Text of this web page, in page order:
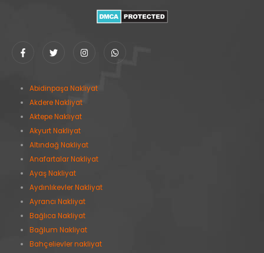
Abidinpaşa Nakliyat
Akdere Nakliyat
Aktepe Nakliyat
Akyurt Nakliyat
Altındağ Nakliyat
Anafartalar Nakliyat
Ayaş Nakliyat
Aydınlıkevler Nakliyat
Ayrancı Nakliyat
Bağlıca Nakliyat
Bağlum Nakliyat
Bahçelievler nakliyat